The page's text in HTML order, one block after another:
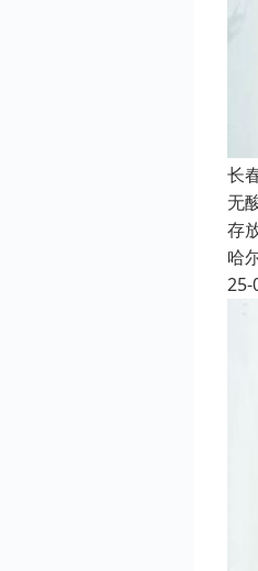
长
无
存
哈
25-